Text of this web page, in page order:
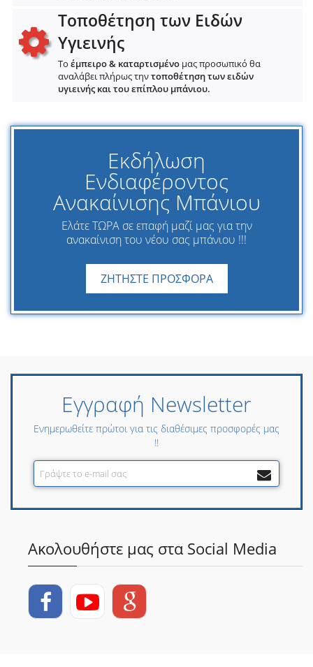
Τοποθέτηση των Ειδών
Υγιεινής
Το έμπειρο & καταρτισμένο μας προσωπικό θα
αναλάβει πλήρως τηντοποθέτηση των ειδών
υγιεινής και του επίπλου μπάνιου.
Εκδήλωση
Ενδιαφέροντος
Ανακαίνισης Μπάνιου
Ελάτε ΤΩΡΑ σε επαφή μαζί μας για την
ανακαίνιση του νέου σας μπάνιου !!!
ΖΗΤΗΣΤΕ ΠΡΟΣΦΟΡΑ
Εγγραφή Newsletter
Ενημερωθείτε πρώτοι για τις διαθέσιμες προσφορές μας
!!
Ακολουθήστε μας στα Social Media